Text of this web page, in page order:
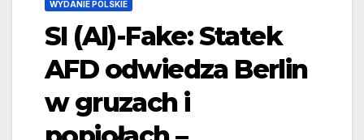
WYDANIE POLSKIE
SI (AI)-Fake: Statek
AFD odwiedza Berlin
w gruzach i